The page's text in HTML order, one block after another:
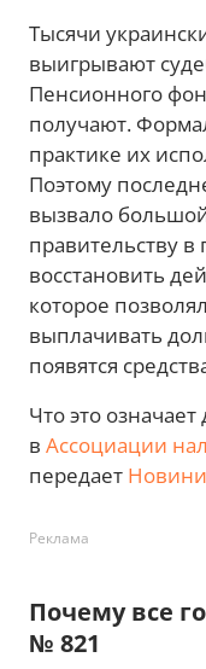
Тысячи
выигрывают
Пенсионного
получают.
практике их
Поэтому
вызвало
правительству
восстановить
которое
выплачивать
появятся
Что это
в Ассоциации
передает
Реклама
Почему все
№ 821